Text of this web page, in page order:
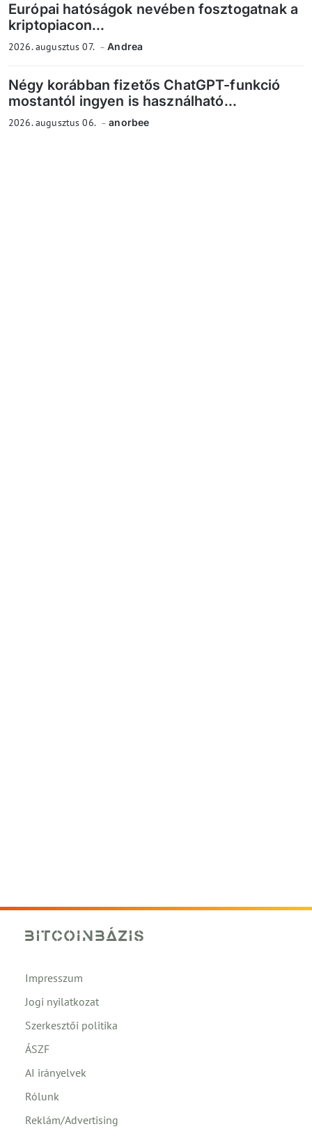
Európai hatóságok nevében fosztogatnak a
kriptopiacon...
2026. augusztus 07. Andrea
Négy korábban fizetős ChatGPT-funkció
mostantól ingyen is használható...
2026. augusztus 06. anorbee
Impresszum
Jogi nyilatkozat
Szerkesztői politika
ÁSZF
AI irányelvek
Rólunk
Reklám/Advertising